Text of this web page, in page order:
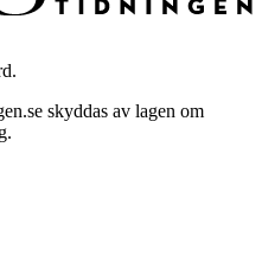
skyddas av lagen om